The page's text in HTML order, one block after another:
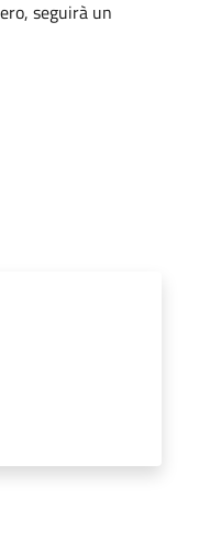
seguirà un